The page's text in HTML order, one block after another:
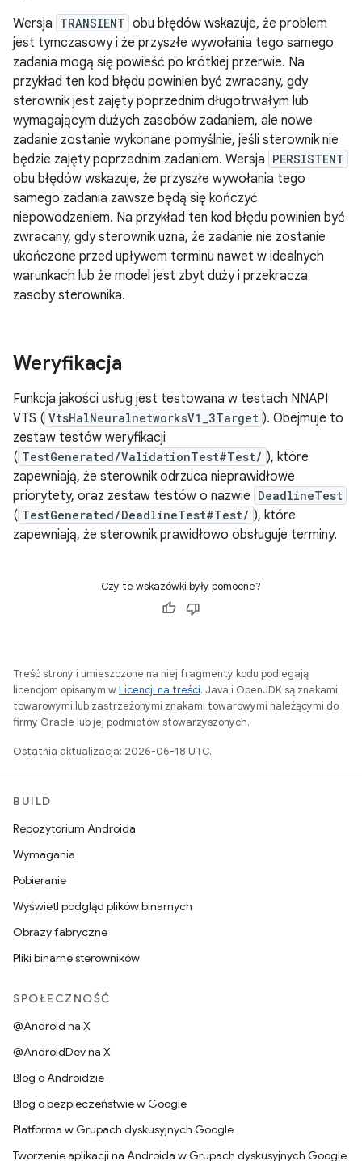
Wersja TRANSIENT obu błędów wskazuje, że problem
jest tymczasowy i że przyszłe wywołania tego samego
zadania mogą się powieść po krótkiej przerwie. Na
przykład ten kod błędu powinien być zwracany, gdy
sterownik jest zajęty poprzednim długotrwałym lub
wymagającym dużych zasobów zadaniem, ale nowe
zadanie zostanie wykonane pomyślnie, jeśli sterownik nie
będzie zajęty poprzednim zadaniem. Wersja PERSISTENT
obu błędów wskazuje, że przyszłe wywołania tego
samego zadania zawsze będą się kończyć
niepowodzeniem. Na przykład ten kod błędu powinien być
zwracany, gdy sterownik uzna, że zadanie nie zostanie
ukończone przed upływem terminu nawet w idealnych
warunkach lub że model jest zbyt duży i przekracza
zasoby sterownika.
Weryfikacja
Funkcja jakości usług jest testowana w testach NNAPI
VTS ( VtsHalNeuralnetworksV1_3Target ). Obejmuje to
zestaw testów weryfikacji
( TestGenerated/ValidationTest#Test/ ), które
zapewniają, że sterownik odrzuca nieprawidłowe
priorytety, oraz zestaw testów o nazwie DeadlineTest
( TestGenerated/DeadlineTest#Test/ ), które
zapewniają, że sterownik prawidłowo obsługuje terminy.
Czy te wskazówki były pomocne?
Treść strony i umieszczone na niej fragmenty kodu podlegają
licencjom opisanym wLicencji na treści. Java i OpenJDK są znakami
towarowymi lub zastrzeżonymi znakami towarowymi należącymi do
firmy Oracle lub jej podmiotów stowarzyszonych.
Ostatnia aktualizacja: 2026-06-18 UTC.
BUILD
Repozytorium Androida
Wymagania
Pobieranie
Wyświetl podgląd plików binarnych
Obrazy fabryczne
Pliki binarne sterowników
SPOŁECZNOŚĆ
@Android na X
@AndroidDev na X
Blog o Androidzie
Blog o bezpieczeństwie w Google
Platforma w Grupach dyskusyjnych Google
Tworzenie aplikacji na Androida w Grupach dyskusyjnych Google